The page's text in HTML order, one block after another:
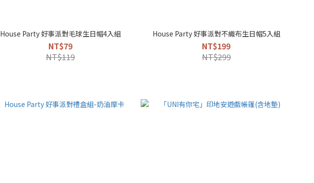
House Party 好事派對毛球生日帽4入組
NT$79
NT$119
House Party 好事派對不織布生日帽5入組
NT$199
NT$299